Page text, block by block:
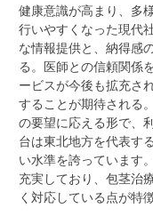
健康意識が高まり、多
行いやすくなった現代
な情報提供と、納得感
る。医師との信頼関係
ービスが今後も拡充さ
することが期待される
の要望に応える形で、
台は東北地方を代表す
い水準を誇っています
充実しており、包茎治
く対応している点が特徴